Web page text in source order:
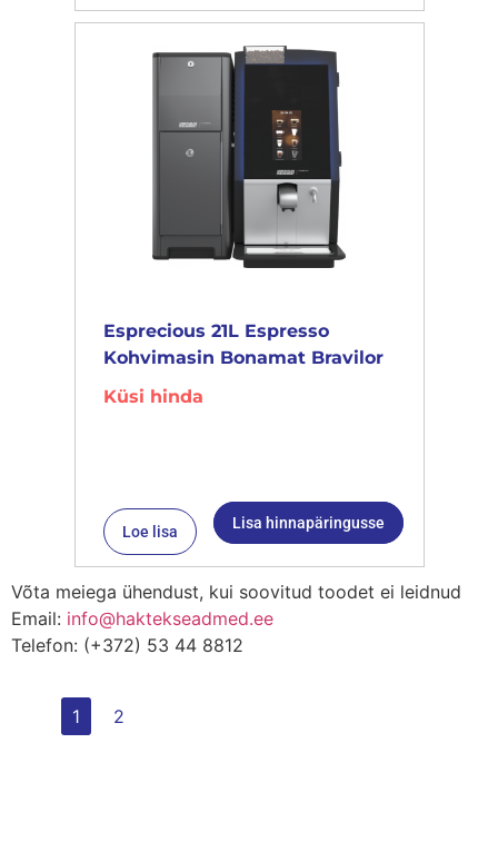
Esprecious 21L Espresso
Kohvimasin Bonamat Bravilor
Küsi hinda
Loe lisa Lisa hinnapäringusse
Võta meiega ühendust, kui soovitud toodet ei leidnud
Email: info@haktekseadmed.ee
Telefon: (+372) 53 44 8812
1 2